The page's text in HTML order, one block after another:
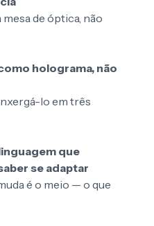
de óptica, não
holograma, não
lo em três
que
se adaptar
é o meio — o que